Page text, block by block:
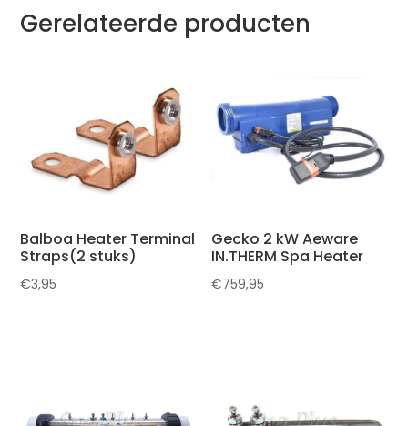
Gerelateerde producten
Balboa Heater Terminal
Straps(2 stuks)
€3,95
Gecko 2 kW Aeware
IN.THERM Spa Heater
€759,95